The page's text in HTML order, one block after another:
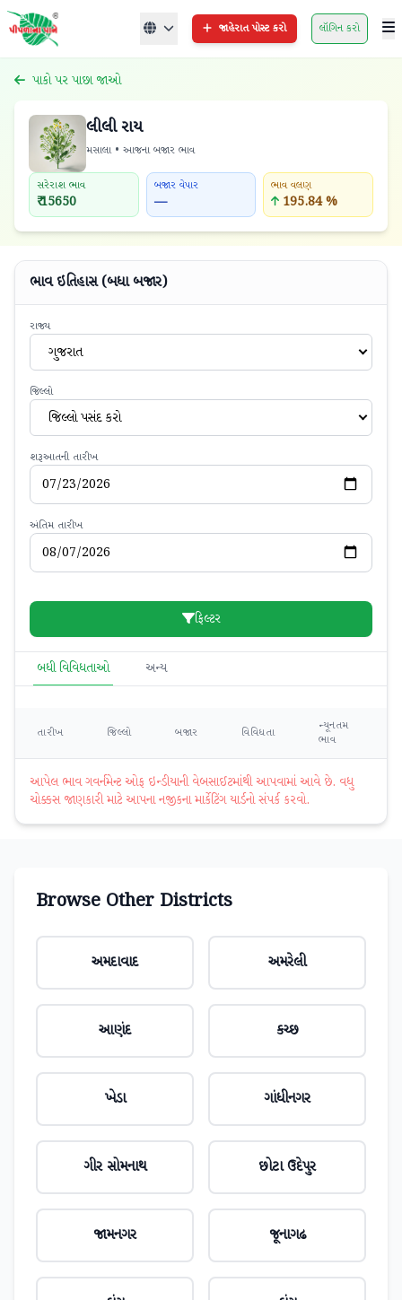
જાહેરાત પોસ્ટ કરો લૉગિન કરો
પાકો પર પાછા જાઓ
લીલી રાય
મસાલા • આજના બજાર ભાવ
સરેરાશ ભાવ
₹ 15650
બજાર વેપાર
—
ભાવ વલણ
195.84 %
ભાવ ઇતિહાસ (બધા બજાર)
રાજ્ય
ગુજરાત
જિલ્લો
જિલ્લો પસંદ કરો
શરૂઆતની તારીખ
અંતિમ તારીખ
ફિલ્ટર
બધી વિવિધતાઓ અન્ય
તારીખ જિલ્લો બજાર વિવિધતા
ન્યૂનતમ
ભાવ
આપેલ ભાવ ગવર્નમેન્ટ ઓફ ઇન્ડીયાની વેબસાઈટમાંથી આપવામાં આવે છે. વધુ
ચોક્કસ જાણકારી માટે આપના નજીકના માર્કેટિંગ યાર્ડનો સંપર્ક કરવો.
Browse Other Districts
અમદાવાદ અમરેલી
આણંદ કચ્છ
ખેડા ગાંધીનગર
ગીર સોમનાથ છોટા ઉદેપુર
જામનગર જૂનાગઢ